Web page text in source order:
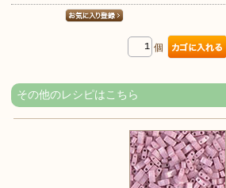
個
その他のレシピはこちら